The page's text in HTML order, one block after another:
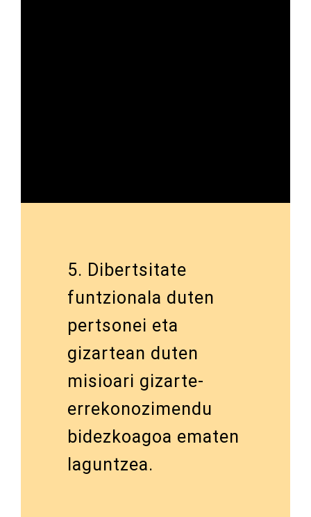
5. Dibertsitate
funtzionala duten
pertsonei eta
gizartean duten
misioari gizarte-
errekonozimendu
bidezkoagoa ematen
laguntzea.